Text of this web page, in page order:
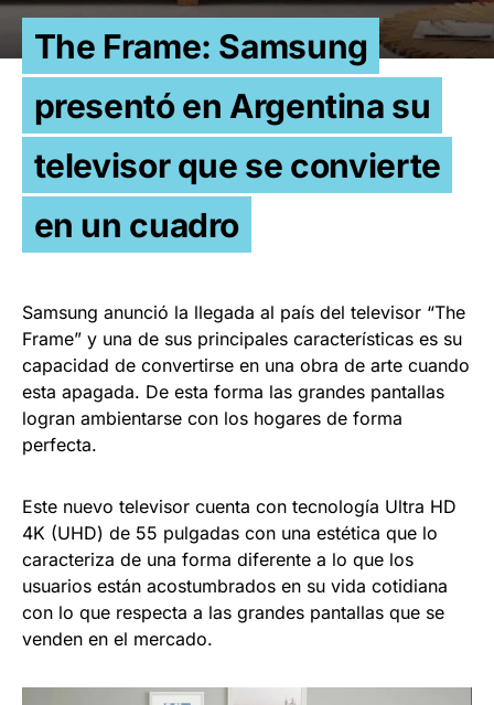
The Frame: Samsung
presentó en Argentina su
televisor que se convierte
en un cuadro
Samsung anunció la llegada al país del televisor “The
Frame” y una de sus principales características es su
capacidad de convertirse en una obra de arte cuando
esta apagada. De esta forma las grandes pantallas
logran ambientarse con los hogares de forma
perfecta.
Este nuevo televisor cuenta con tecnología Ultra HD
4K (UHD) de 55 pulgadas con una estética que lo
caracteriza de una forma diferente a lo que los
usuarios están acostumbrados en su vida cotidiana
con lo que respecta a las grandes pantallas que se
venden en el mercado.